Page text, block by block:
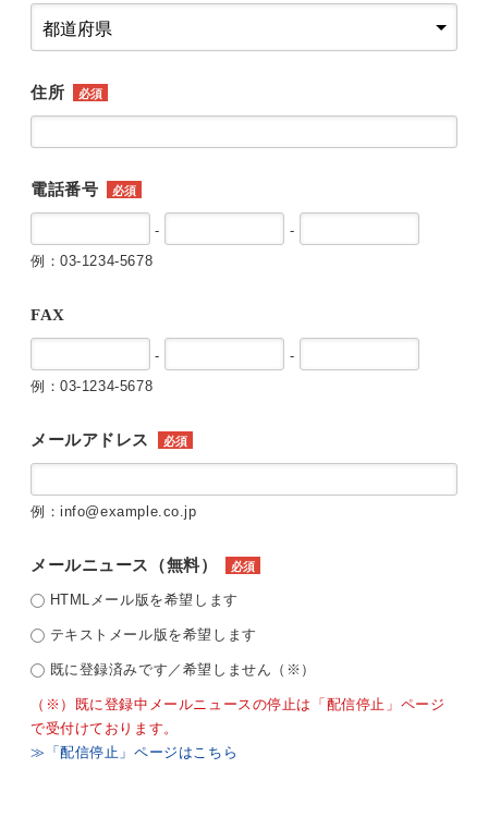
住所 必須
電話番号 必須
-
-
例：03-1234-5678
FAX
-
-
例：03-1234-5678
メールアドレス 必須
例：info@example.co.jp
メールニュース（無料） 必須
HTMLメール版を希望します
テキストメール版を希望します
既に登録済みです／希望しません（※）
（※）既に登録中メールニュースの停止は「配信停止」ページ
で受付けております。
≫「配信停止」ページはこちら